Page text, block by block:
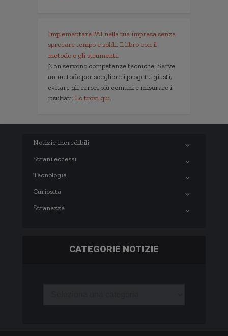
Implementare l'AI nella tua impresa senza
sprecare tempo e soldi. Il libro con il
metodo e gli strumenti.
Non servono competenze tecniche. Serve
un metodo per scegliere i progetti giusti,
evitare gli errori più comuni e misurare i
risultati. Lo trovi qui.
Notizie incredibili
Strani eccessi
Tecnologia
Curiosità
Stranezze
CATEGORIE NOTIZIE